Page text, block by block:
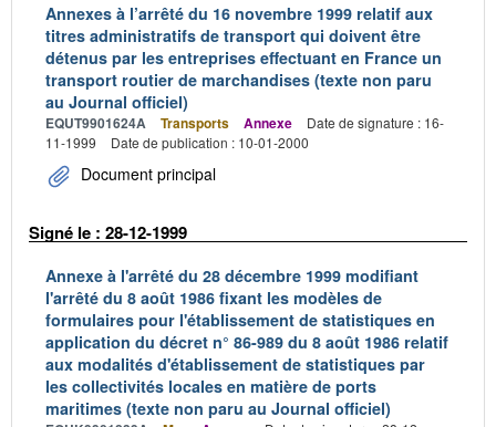
Annexes à l’arrêté du 16 novembre 1999 relatif aux
titres administratifs de transport qui doivent être
détenus par les entreprises effectuant en France un
transport routier de marchandises (texte non paru
au Journal officiel)
EQUT9901624A Transports Annexe
Date de signature : 16-
11-1999
Date de publication : 10-01-2000
Document principal
Signé le : 28-12-1999
Annexe à l'arrêté du 28 décembre 1999 modifiant
l'arrêté du 8 août 1986 fixant les modèles de
formulaires pour l'établissement de statistiques en
application du décret n° 86-989 du 8 août 1986 relatif
aux modalités d'établissement de statistiques par
les collectivités locales en matière de ports
maritimes (texte non paru au Journal officiel)